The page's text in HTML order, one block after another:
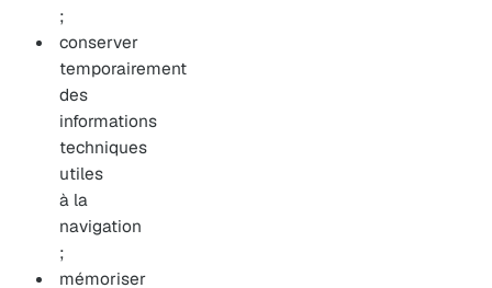
;
conserver
temporairement
des
informations
techniques
utiles
à la
navigation
;
mémoriser